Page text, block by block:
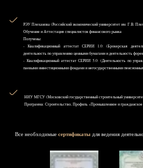
РЭУ Плеханова (Российский экономический университет им. Г.В.
Обучение и Аттестация специалистов финансового рынка
Получены:
- Квалификационный аттестат СЕРИИ 1.0: (Брокерская
деятельность по управлению ценными бумагами и деятельность
- Квалификационный аттестат СЕРИИ 5.0: (Деятельность по
паевыми инвестиционными фондами и негосударственными
НИУ MГСУ (Московский государственный строительный
Программа: Строительство, Профиль «Промышленное и гражданское
Все необходимые сертификаты для ведения